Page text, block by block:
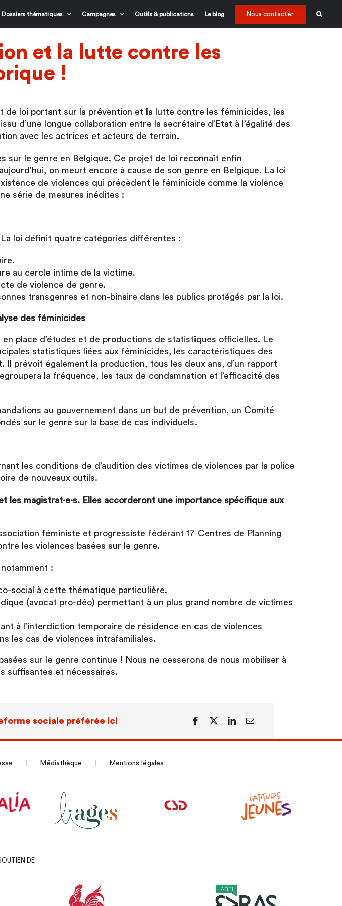
Dossiers thématiques Campagnes Outils & publications Le blog Nous contacter
et la lutte contre les
!
de loi portant sur la prévention et la lutte contre les féminicides, les
d’une longue collaboration entre la secrétaire d’Etat à l’égalité des
avec les actrices et acteurs de terrain.
sur le genre en Belgique. Ce projet de loi reconnaît enfin
on meurt encore à cause de son genre en Belgique. La loi
de violences qui précèdent le féminicide comme la violence
série de mesures inédites :
loi définit quatre catégories différentes :
au cercle intime de la victime.
de violence de genre.
transgenres et non-binaire dans les publics protégés par la loi.
des féminicides
place d’études et de productions de statistiques officielles. Le
statistiques liées aux féminicides, les caractéristiques des
prévoit également la production, tous les deux ans, d’un rapport
la fréquence, les taux de condamnation et l’efficacité des
au gouvernement dans un but de prévention, un Comité
sur le genre sur la base de cas individuels.
les conditions de d’audition des victimes de violences par la police
de nouveaux outils.
les magistrat·e·s. Elles accorderont une importance spécifique aux
féministe et progressiste fédérant 17 Centres de Planning
les violences basées sur le genre.
:
social à cette thématique particulière.
(avocat pro-déo) permettant à un plus grand nombre de victimes
à l’interdiction temporaire de résidence en cas de violences
les cas de violences intrafamiliales.
sur le genre continue ! Nous ne cesserons de nous mobiliser à
suffisantes et nécessaires.
sociale préférée ici Facebook
X LinkedInEmail
Médiathèque Mentions légales
DE